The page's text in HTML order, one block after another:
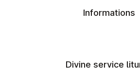
Informations
Divine service